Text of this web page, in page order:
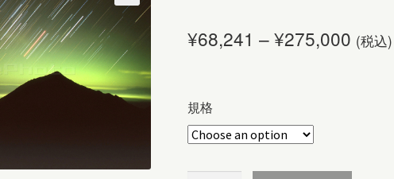
¥68,241 –¥275,000 (税込)
規格